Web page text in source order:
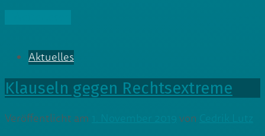
Aktuelles
Klauseln gegen Rechtsextreme
Veröffentlicht am von